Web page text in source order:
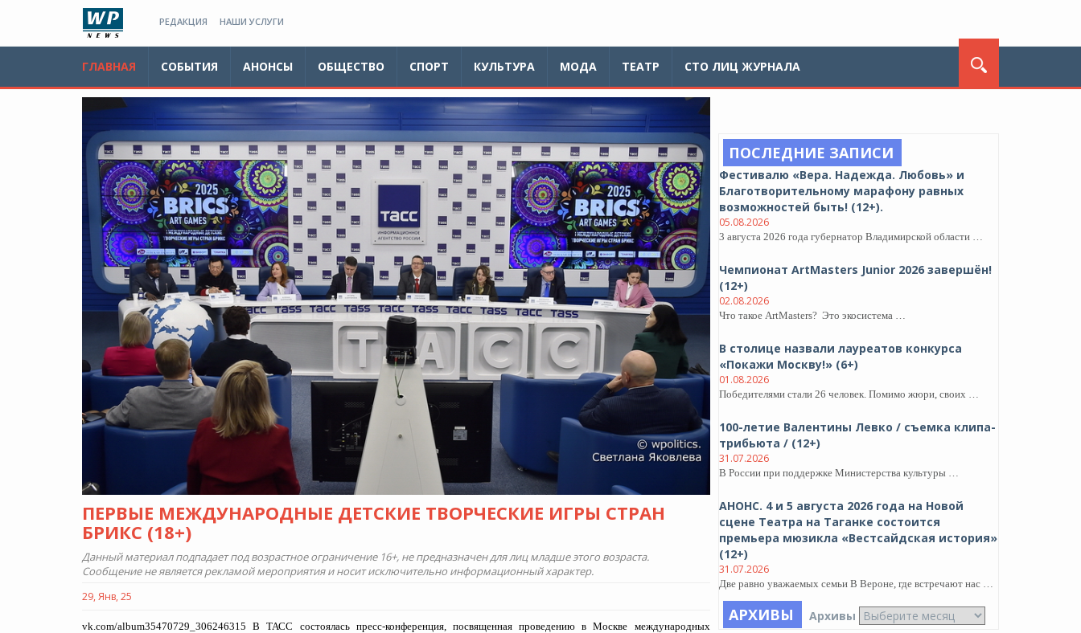
РЕДАКЦИЯ НАШИ УСЛУГИ
ГЛАВНАЯ СОБЫТИЯ АНОНСЫ ОБЩЕСТВО СПОРТ КУЛЬТУРА МОДА ТЕАТР СТО ЛИЦ ЖУРНАЛА
ПЕРВЫЕ МЕЖДУНАРОДНЫЕ ДЕТСКИЕ ТВОРЧЕСКИЕ ИГРЫ СТРАН
БРИКС (18+)
Данный материал подпадает под возрастное ограничение 16+, не предназначен для лиц младше этого возраста.
Сообщение не является рекламой мероприятия и носит исключительно информационный характер.
29, Янв, 25
vk.com/album35470729_306246315 В ТАСС состоялась пресс-конференция, посвященная проведению в Москве международных
ПОСЛЕДНИЕ ЗАПИСИ
Фестивалю «Вера. Надежда. Любовь» и
Благотворительному марафону равных
возможностей быть! (12+).
05.08.2026
3 августа 2026 года губернатор Владимирской области …
Чемпионат ArtMasters Junior 2026 завершён!
(12+)
02.08.2026
Что такое ArtMasters? Это экосистема …
В столице назвали лауреатов конкурса
«Покажи Москву!» (6+)
01.08.2026
Победителями стали 26 человек. Помимо жюри, своих …
100-летие Валентины Левко / съемка клипа-
трибьюта / (12+)
31.07.2026
В России при поддержке Министерства культуры …
АНОНС. 4 и 5 августа 2026 года на Новой
сцене Театра на Таганке состоится
премьера мюзикла «Вестсайдская история»
(12+)
31.07.2026
Две равно уважаемых семьи В Вероне, где встречают нас …
АРХИВЫ Архивы